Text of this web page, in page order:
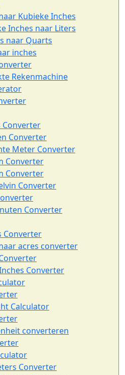
Kubieke Inches
Inches naar Liters
naar Quarts
inches
Rekenmachine
Converter
Converter
Meter Converter
Converter
Converter
Converter
Converter
Converter
acres converter
Converter
Calculator
converteren
Converter